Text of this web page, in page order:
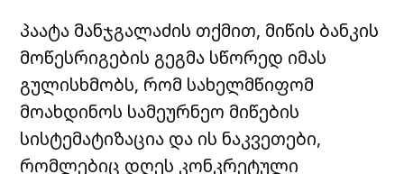
პაატა მანჯგალაძის თქმით, მიწის ბანკის
მოწესრიგების გეგმა სწორედ იმას
გულისხმობს, რომ სახელმწიფომ
მოახდინოს სამეურნეო მიწების
სისტემატიზაცია და ის ნაკვეთები,
რომლებიც დღეს კონკრეტული